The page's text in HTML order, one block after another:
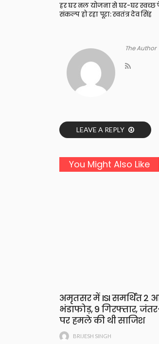
हर घर नल योजना से घर-घर
संकल्प हो रहा पूरा: स्वतंत्र देव सिंह
The Author
LEAVE A REPLY
You Might Also Like
अमृतसर में ISI समर्थित 2
भंडाफोड़, 9 गिरफ्तार,
पर हमले की थी साजिश
BRIJESH SINGH